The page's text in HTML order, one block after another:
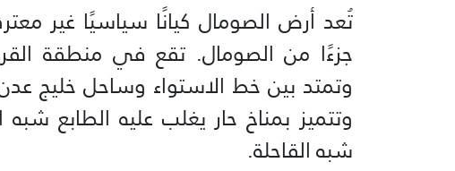
تُعد أرض الصومال كيانًا سياسيًا غير
جزءًا من الصومال. تقع في منطقة
وتتميز بمناخ حار يغلب عليه الطابع
شبه القاحلة.